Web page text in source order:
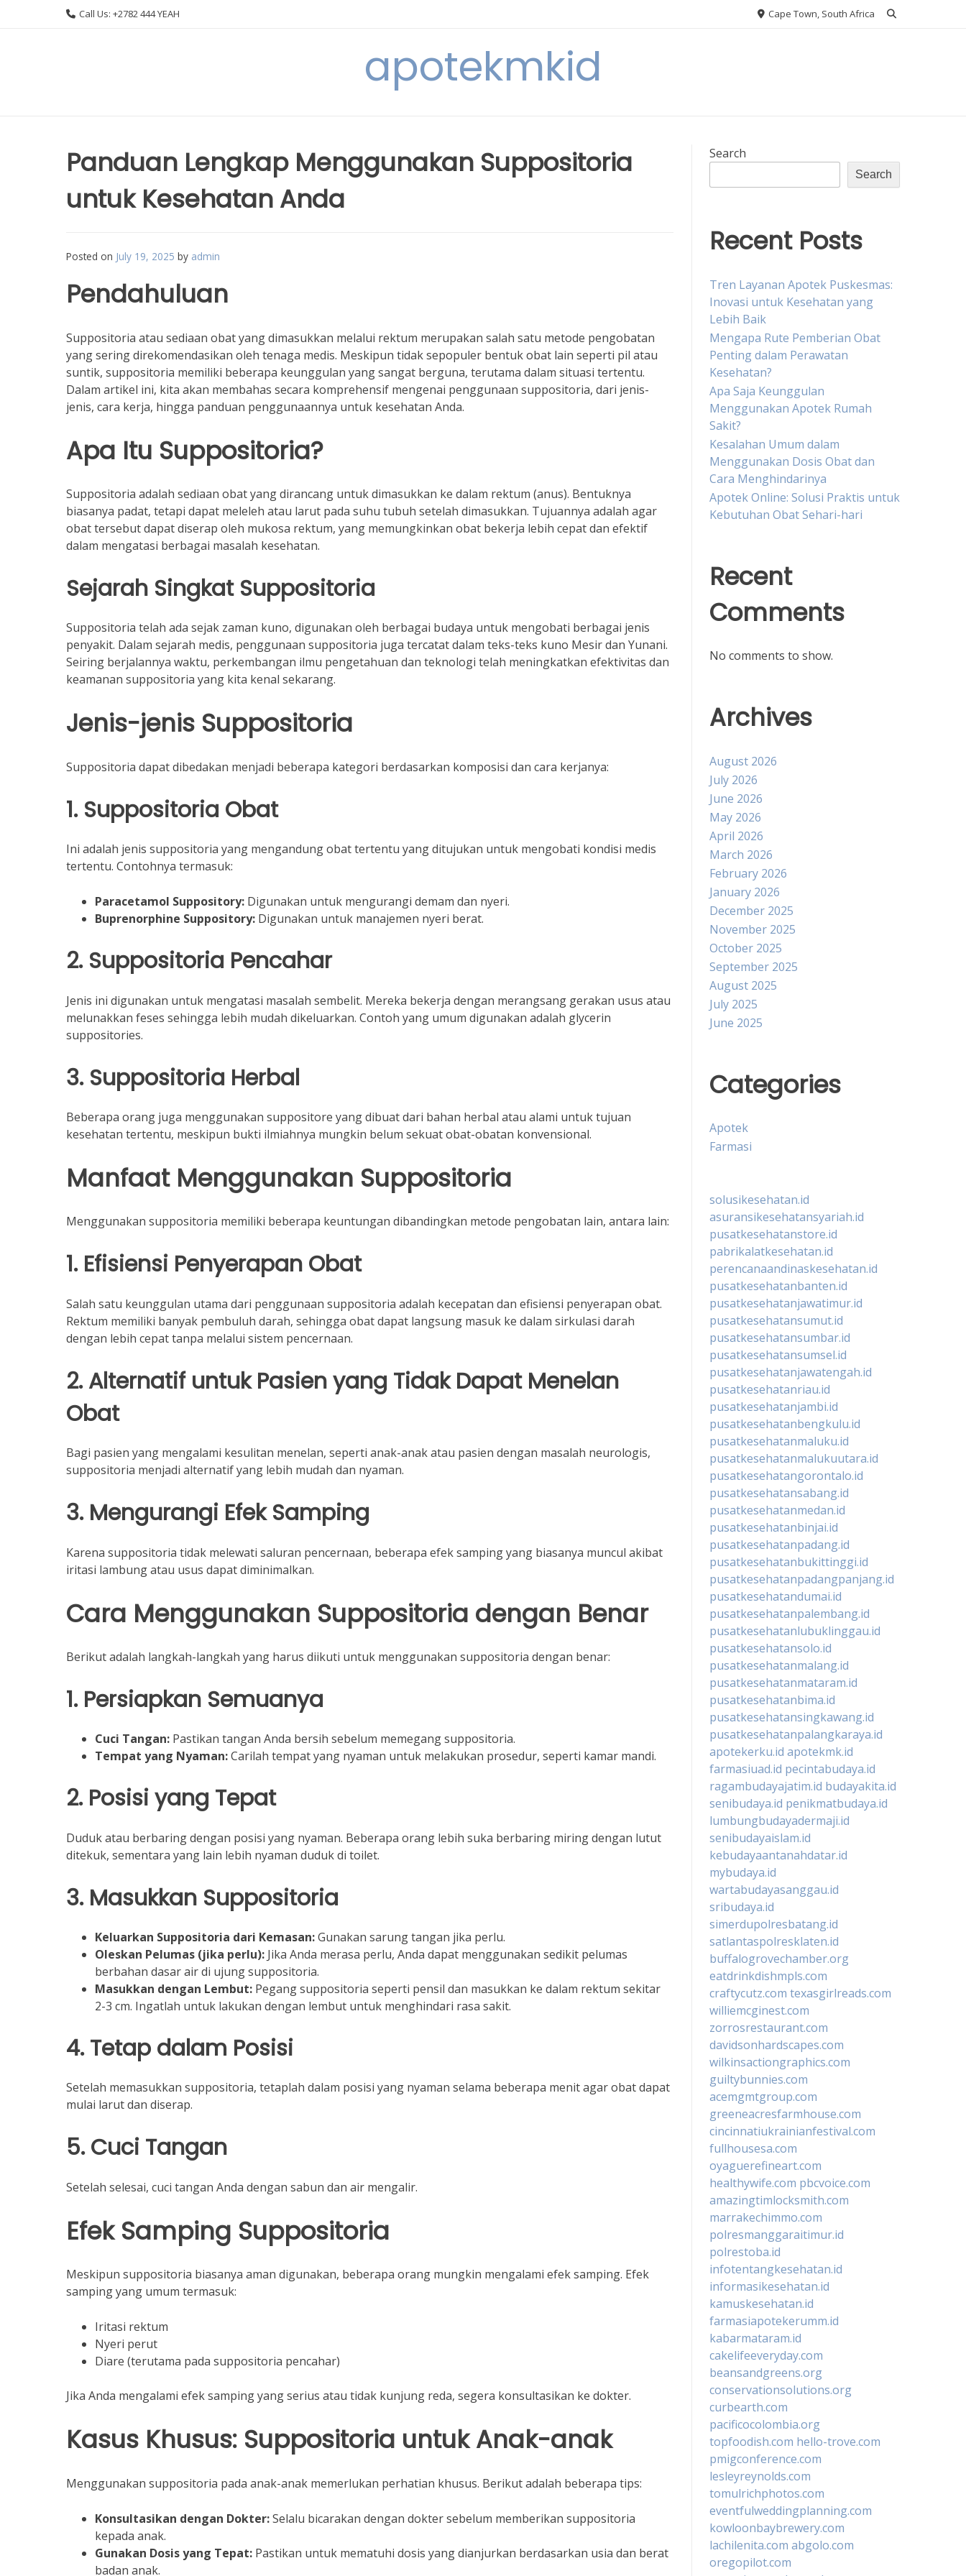
Call Us: +2782 444 YEAH Cape Town, South Africa
apotekmkid
Panduan Lengkap Menggunakan Suppositoria
untuk Kesehatan Anda
Posted on July 19, 2025 by admin
Pendahuluan
Suppositoria atau sediaan obat yang dimasukkan melalui rektum merupakan salah satu metode pengobatan
yang sering direkomendasikan oleh tenaga medis. Meskipun tidak sepopuler bentuk obat lain seperti pil atau
suntik, suppositoria memiliki beberapa keunggulan yang sangat berguna, terutama dalam situasi tertentu.
Dalam artikel ini, kita akan membahas secara komprehensif mengenai penggunaan suppositoria, dari jenis-
jenis, cara kerja, hingga panduan penggunaannya untuk kesehatan Anda.
Apa Itu Suppositoria?
Suppositoria adalah sediaan obat yang dirancang untuk dimasukkan ke dalam rektum (anus). Bentuknya
biasanya padat, tetapi dapat meleleh atau larut pada suhu tubuh setelah dimasukkan. Tujuannya adalah agar
obat tersebut dapat diserap oleh mukosa rektum, yang memungkinkan obat bekerja lebih cepat dan efektif
dalam mengatasi berbagai masalah kesehatan.
Sejarah Singkat Suppositoria
Suppositoria telah ada sejak zaman kuno, digunakan oleh berbagai budaya untuk mengobati berbagai jenis
penyakit. Dalam sejarah medis, penggunaan suppositoria juga tercatat dalam teks-teks kuno Mesir dan Yunani.
Seiring berjalannya waktu, perkembangan ilmu pengetahuan dan teknologi telah meningkatkan efektivitas dan
keamanan suppositoria yang kita kenal sekarang.
Jenis-jenis Suppositoria
Suppositoria dapat dibedakan menjadi beberapa kategori berdasarkan komposisi dan cara kerjanya:
1. Suppositoria Obat
Ini adalah jenis suppositoria yang mengandung obat tertentu yang ditujukan untuk mengobati kondisi medis
tertentu. Contohnya termasuk:
Paracetamol Suppository: Digunakan untuk mengurangi demam dan nyeri.
Buprenorphine Suppository: Digunakan untuk manajemen nyeri berat.
2. Suppositoria Pencahar
Jenis ini digunakan untuk mengatasi masalah sembelit. Mereka bekerja dengan merangsang gerakan usus atau
melunakkan feses sehingga lebih mudah dikeluarkan. Contoh yang umum digunakan adalah glycerin
suppositories.
3. Suppositoria Herbal
Beberapa orang juga menggunakan suppositore yang dibuat dari bahan herbal atau alami untuk tujuan
kesehatan tertentu, meskipun bukti ilmiahnya mungkin belum sekuat obat-obatan konvensional.
Manfaat Menggunakan Suppositoria
Menggunakan suppositoria memiliki beberapa keuntungan dibandingkan metode pengobatan lain, antara lain:
1. Efisiensi Penyerapan Obat
Salah satu keunggulan utama dari penggunaan suppositoria adalah kecepatan dan efisiensi penyerapan obat.
Rektum memiliki banyak pembuluh darah, sehingga obat dapat langsung masuk ke dalam sirkulasi darah
dengan lebih cepat tanpa melalui sistem pencernaan.
2. Alternatif untuk Pasien yang Tidak Dapat Menelan
Obat
Bagi pasien yang mengalami kesulitan menelan, seperti anak-anak atau pasien dengan masalah neurologis,
suppositoria menjadi alternatif yang lebih mudah dan nyaman.
3. Mengurangi Efek Samping
Karena suppositoria tidak melewati saluran pencernaan, beberapa efek samping yang biasanya muncul akibat
iritasi lambung atau usus dapat diminimalkan.
Cara Menggunakan Suppositoria dengan Benar
Berikut adalah langkah-langkah yang harus diikuti untuk menggunakan suppositoria dengan benar:
1. Persiapkan Semuanya
Cuci Tangan: Pastikan tangan Anda bersih sebelum memegang suppositoria.
Tempat yang Nyaman:Carilah tempat yang nyaman untuk melakukan prosedur, seperti kamar mandi.
2. Posisi yang Tepat
Duduk atau berbaring dengan posisi yang nyaman. Beberapa orang lebih suka berbaring miring dengan lutut
ditekuk, sementara yang lain lebih nyaman duduk di toilet.
3. Masukkan Suppositoria
Keluarkan Suppositoria dari Kemasan:Gunakan sarung tangan jika perlu.
Oleskan Pelumas (jika perlu): Jika Anda merasa perlu, Anda dapat menggunakan sedikit pelumas
berbahan dasar air di ujung suppositoria.
Masukkan dengan Lembut: Pegang suppositoria seperti pensil dan masukkan ke dalam rektum sekitar
2-3 cm. Ingatlah untuk lakukan dengan lembut untuk menghindari rasa sakit.
4. Tetap dalam Posisi
Setelah memasukkan suppositoria, tetaplah dalam posisi yang nyaman selama beberapa menit agar obat dapat
mulai larut dan diserap.
5. Cuci Tangan
Setelah selesai, cuci tangan Anda dengan sabun dan air mengalir.
Efek Samping Suppositoria
Meskipun suppositoria biasanya aman digunakan, beberapa orang mungkin mengalami efek samping. Efek
samping yang umum termasuk:
Iritasi rektum
Nyeri perut
Diare (terutama pada suppositoria pencahar)
Jika Anda mengalami efek samping yang serius atau tidak kunjung reda, segera konsultasikan ke dokter.
Kasus Khusus: Suppositoria untuk Anak-anak
Menggunakan suppositoria pada anak-anak memerlukan perhatian khusus. Berikut adalah beberapa tips:
Konsultasikan dengan Dokter:Selalu bicarakan dengan dokter sebelum memberikan suppositoria
kepada anak.
Gunakan Dosis yang Tepat: Pastikan untuk mematuhi dosis yang dianjurkan berdasarkan usia dan berat
badan anak.
Search
Search
Recent Posts
Tren Layanan Apotek Puskesmas:
Inovasi untuk Kesehatan yang
Lebih Baik
Mengapa Rute Pemberian Obat
Penting dalam Perawatan
Kesehatan?
Apa Saja Keunggulan
Menggunakan Apotek Rumah
Sakit?
Kesalahan Umum dalam
Menggunakan Dosis Obat dan
Cara Menghindarinya
Apotek Online: Solusi Praktis untuk
Kebutuhan Obat Sehari-hari
Recent
Comments
No comments to show.
Archives
August 2026
July 2026
June 2026
May 2026
April 2026
March 2026
February 2026
January 2026
December 2025
November 2025
October 2025
September 2025
August 2025
July 2025
June 2025
Categories
Apotek
Farmasi
solusikesehatan.id
asuransikesehatansyariah.id
pusatkesehatanstore.id
pabrikalatkesehatan.id
perencanaandinaskesehatan.id
pusatkesehatanbanten.id
pusatkesehatanjawatimur.id
pusatkesehatansumut.id
pusatkesehatansumbar.id
pusatkesehatansumsel.id
pusatkesehatanjawatengah.id
pusatkesehatanriau.id
pusatkesehatanjambi.id
pusatkesehatanbengkulu.id
pusatkesehatanmaluku.id
pusatkesehatanmalukuutara.id
pusatkesehatangorontalo.id
pusatkesehatansabang.id
pusatkesehatanmedan.id
pusatkesehatanbinjai.id
pusatkesehatanpadang.id
pusatkesehatanbukittinggi.id
pusatkesehatanpadangpanjang.id
pusatkesehatandumai.id
pusatkesehatanpalembang.id
pusatkesehatanlubuklinggau.id
pusatkesehatansolo.id
pusatkesehatanmalang.id
pusatkesehatanmataram.id
pusatkesehatanbima.id
pusatkesehatansingkawang.id
pusatkesehatanpalangkaraya.id
apotekerku.id apotekmk.id
farmasiuad.id pecintabudaya.id
ragambudayajatim.id budayakita.id
senibudaya.id penikmatbudaya.id
lumbungbudayadermaji.id
senibudayaislam.id
kebudayaantanahdatar.id
mybudaya.id
wartabudayasanggau.id
sribudaya.id
simerdupolresbatang.id
satlantaspolresklaten.id
buffalogrovechamber.org
eatdrinkdishmpls.com
craftycutz.com texasgirlreads.com
williemcginest.com
zorrosrestaurant.com
davidsonhardscapes.com
wilkinsactiongraphics.com
guiltybunnies.com
acemgmtgroup.com
greeneacresfarmhouse.com
cincinnatiukrainianfestival.com
fullhousesa.com
oyaguerefineart.com
healthywife.com pbcvoice.com
amazingtimlocksmith.com
marrakechimmo.com
polresmanggaraitimur.id
polrestoba.id
infotentangkesehatan.id
informasikesehatan.id
kamuskesehatan.id
farmasiapotekerumm.id
kabarmataram.id
cakelifeeveryday.com
beansandgreens.org
conservationsolutions.org
curbearth.com
pacificocolombia.org
topfoodish.com hello-trove.com
pmigconference.com
lesleyreynolds.com
tomulrichphotos.com
eventfulweddingplanning.com
kowloonbaybrewery.com
lachilenita.com abgolo.com
oregopilot.com